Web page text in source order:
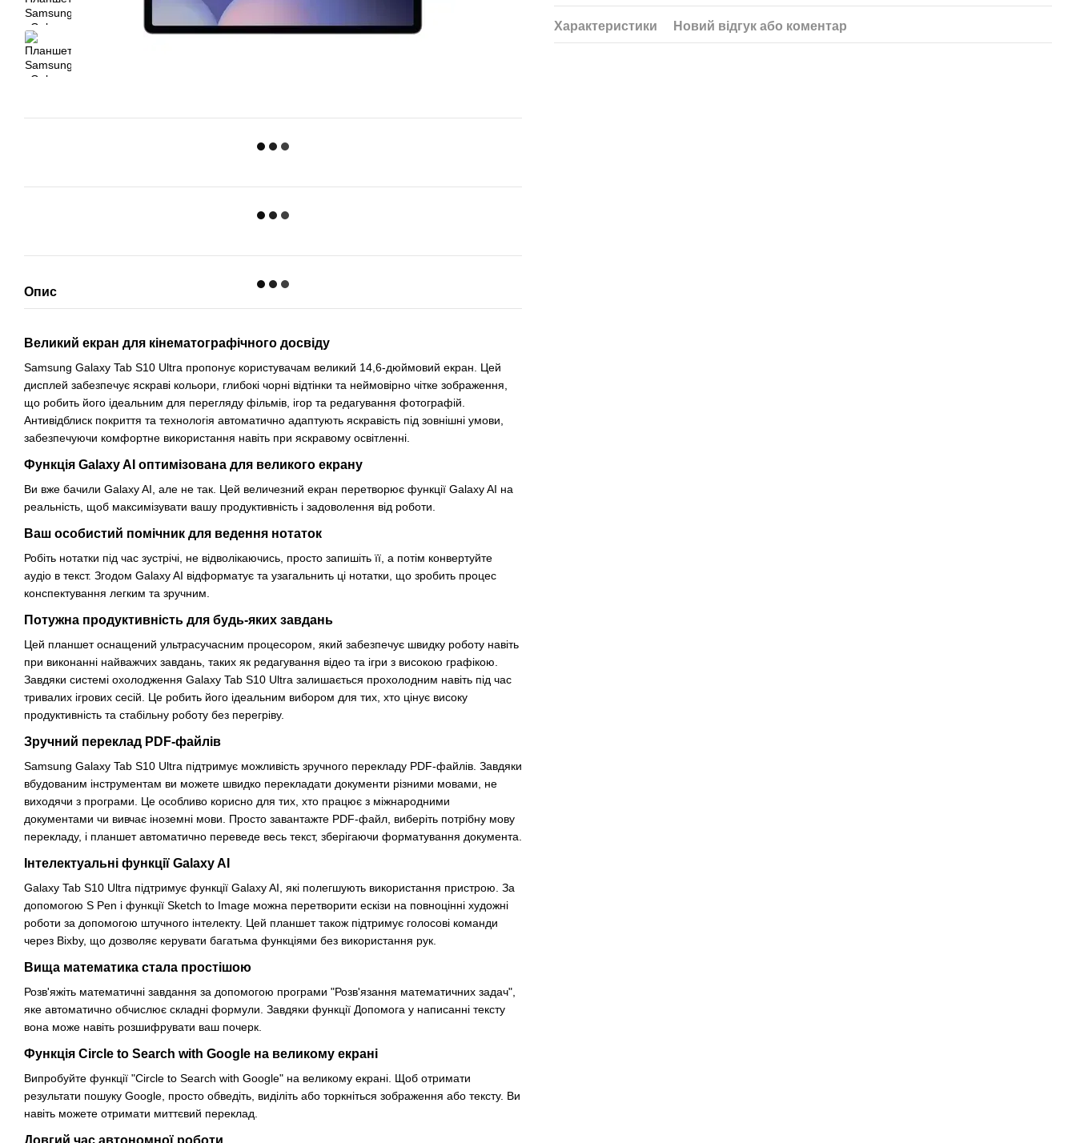
Опис
Великий екран для кінематографічного досвіду
Samsung Galaxy Tab S10 Ultra пропонує користувачам великий 14,6-дюймовий екран. Цей
дисплей забезпечує яскраві кольори, глибокі чорні відтінки та неймовірно чітке зображення,
що робить його ідеальним для перегляду фільмів, ігор та редагування фотографій.
Антивідблиск покриття та технологія автоматично адаптують яскравість під зовнішні умови,
забезпечуючи комфортне використання навіть при яскравому освітленні.
Функція Galaxy AI оптимізована для великого екрану
Ви вже бачили Galaxy AI, але не так. Цей величезний екран перетворює функції Galaxy AI на
реальність, щоб максимізувати вашу продуктивність і задоволення від роботи.
Ваш особистий помічник для ведення нотаток
Робіть нотатки під час зустрічі, не відволікаючись, просто запишіть її, а потім конвертуйте
аудіо в текст. Згодом Galaxy AI відформатує та узагальнить ці нотатки, що зробить процес
конспектування легким та зручним.
Потужна продуктивність для будь-яких завдань
Цей планшет оснащений ультрасучасним процесором, який забезпечує швидку роботу навіть
при виконанні найважчих завдань, таких як редагування відео та ігри з високою графікою.
Завдяки системі охолодження Galaxy Tab S10 Ultra залишається прохолодним навіть під час
тривалих ігрових сесій. Це робить його ідеальним вибором для тих, хто цінує високу
продуктивність та стабільну роботу без перегріву.
Зручний переклад PDF-файлів
Samsung Galaxy Tab S10 Ultra підтримує можливість зручного перекладу PDF-файлів. Завдяки
вбудованим інструментам ви можете швидко перекладати документи різними мовами, не
виходячи з програми. Це особливо корисно для тих, хто працює з міжнародними
документами чи вивчає іноземні мови. Просто завантажте PDF-файл, виберіть потрібну мову
перекладу, і планшет автоматично переведе весь текст, зберігаючи форматування документа.
Інтелектуальні функції Galaxy AI
Galaxy Tab S10 Ultra підтримує функції Galaxy AI, які полегшують використання пристрою. За
допомогою S Pen і функції Sketch to Image можна перетворити ескізи на повноцінні художні
роботи за допомогою штучного інтелекту. Цей планшет також підтримує голосові команди
через Bixby, що дозволяє керувати багатьма функціями без використання рук.
Вища математика стала простішою
Розв'яжіть математичні завдання за допомогою програми "Розв'язання математичних задач",
яке автоматично обчислює складні формули. Завдяки функції Допомога у написанні тексту
вона може навіть розшифрувати ваш почерк.
Функція Circle to Search with Google на великому екрані
Випробуйте функції "Circle to Search with Google" на великому екрані. Щоб отримати
результати пошуку Google, просто обведіть, виділіть або торкніться зображення або тексту. Ви
навіть можете отримати миттєвий переклад.
Довгий час автономної роботи
Характеристики Новий відгук або коментар